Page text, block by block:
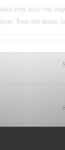
cosy avec vue
Sans nul
goût et du u